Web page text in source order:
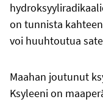
on tunnista
voi huuhtoutua
Maahan joutunut
Ksyleeni on